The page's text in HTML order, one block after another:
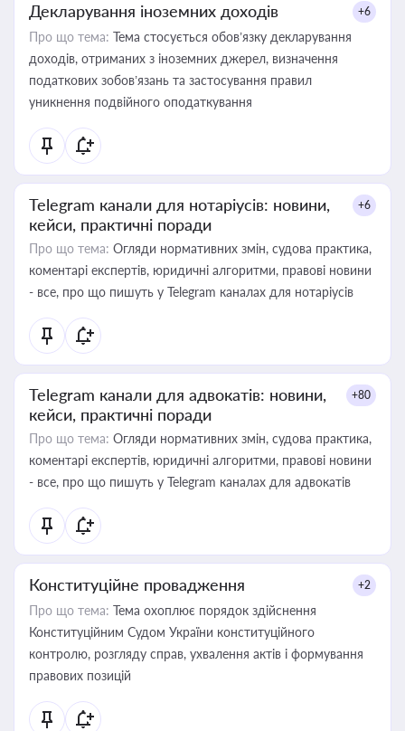
Декларування іноземних доходів +6
Про що тема: Тема стосується обов’язку декларування
доходів, отриманих з іноземних джерел, визначення
податкових зобов’язань та застосування правил
уникнення подвійного оподаткування
Telegram канали для нотаріусів: новини,
кейси, практичні поради
+6
Про що тема: Огляди нормативних змін, судова практика,
коментарі експертів, юридичні алгоритми, правові новини
- все, про що пишуть у Telegram каналах для нотаріусів
Telegram канали для адвокатів: новини,
кейси, практичні поради
+80
Про що тема: Огляди нормативних змін, судова практика,
коментарі експертів, юридичні алгоритми, правові новини
- все, про що пишуть у Telegram каналах для адвокатів
Конституційне провадження +2
Про що тема: Тема охоплює порядок здійснення
Конституційним Судом України конституційного
контролю, розгляду справ, ухвалення актів і формування
правових позицій